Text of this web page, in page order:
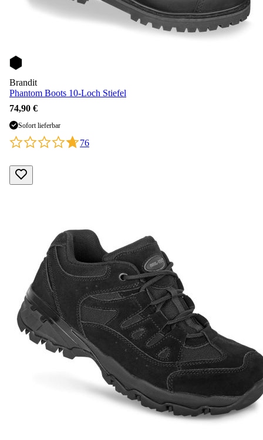
Brandit
Phantom Boots 10-Loch Stiefel
74,90 €
Sofort lieferbar
76